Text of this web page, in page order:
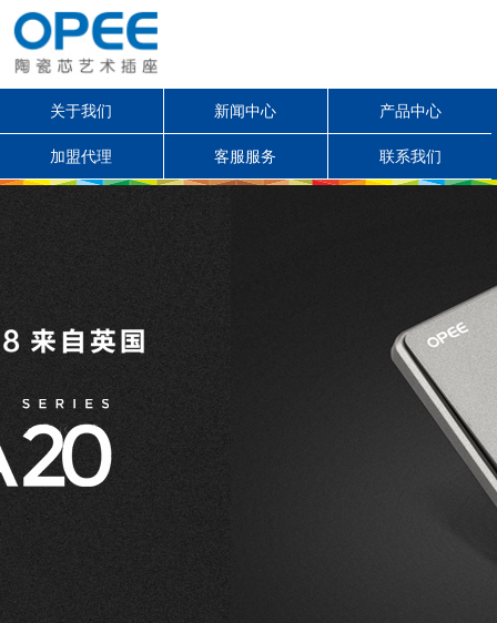
关于我们 新闻中心 产品中心
加盟代理 客服服务 联系我们